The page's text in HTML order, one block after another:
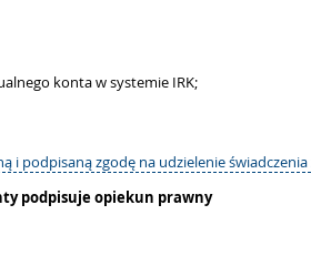
konta w systemie IRK;
i podpisaną zgodę na udzielenie
podpisuje opiekun prawny